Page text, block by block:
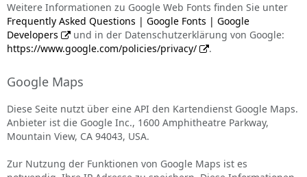
Weitere Informationen zu Google Web Fonts finden Sie unter
Frequently Asked Questions | Google Fonts | Google
Developers
und in der Datenschutzerklärung von Google:
https://www.google.com/policies/privacy/
.
Google Maps
Diese Seite nutzt über eine API den Kartendienst Google Maps.
Anbieter ist die Google Inc., 1600 Amphitheatre Parkway,
Mountain View, CA 94043, USA.
Zur Nutzung der Funktionen von Google Maps ist es